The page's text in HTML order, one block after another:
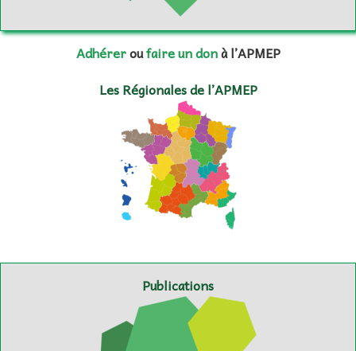
Adhéreroufaire un donà l’APMEP
Les Régionales de l’APMEP
Publications